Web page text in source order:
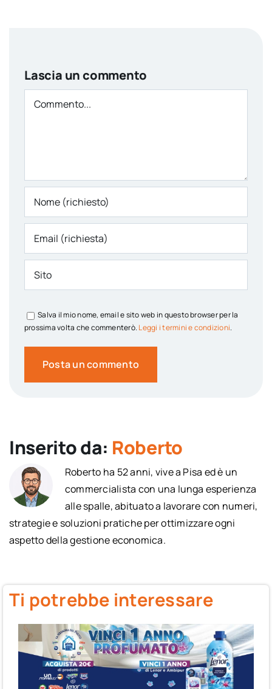
Lascia un commento
Comment
Salva il mio nome, email e sito web in questo browser per la
prossima volta che commenterò. Leggi i termini e condizioni.
Inserito da: Roberto
Roberto ha 52 anni, vive a Pisa ed è un
commercialista con una lunga esperienza
alle spalle, abituato a lavorare con numeri,
strategie e soluzioni pratiche per ottimizzare ogni
aspetto della gestione economica.
Ti potrebbe interessare